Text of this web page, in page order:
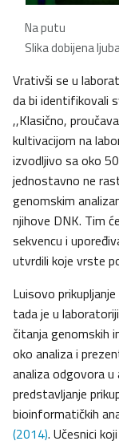
Na putu
Slika dobijena
Vrativši se u
da bi identifikovali
,,Klasično,
kultivacijom na
izvodljivo sa oko
jednostavno ne
genomskim
njihove DNK. Tim
sekvencu i
utvrdili koje vrste
Luisovo
tada je u
čitanja genomskih
oko analiza i
analiza odgovora u
predstavljanje
bioinformatičkih
(2014). Učesnici